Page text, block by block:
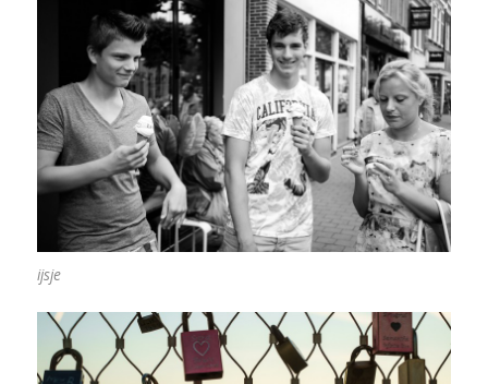
ijsje